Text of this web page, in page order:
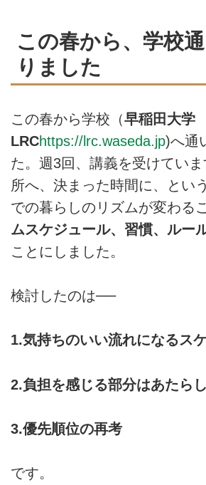
この春から、学校
りました
この春から学校（早稲田大学
LRChttps://lrc.waseda.jp)へ通
た。週3回、講義を受けてい
所へ、決まった時間に、とい
での暮らしのリズムが変わる
ムスケジュール、習慣、ルー
ことにしました。
検討したのは──
1.気持ちのいい流れになるス
2.負担を感じる部分はあたら
3.優先順位の再考
です。